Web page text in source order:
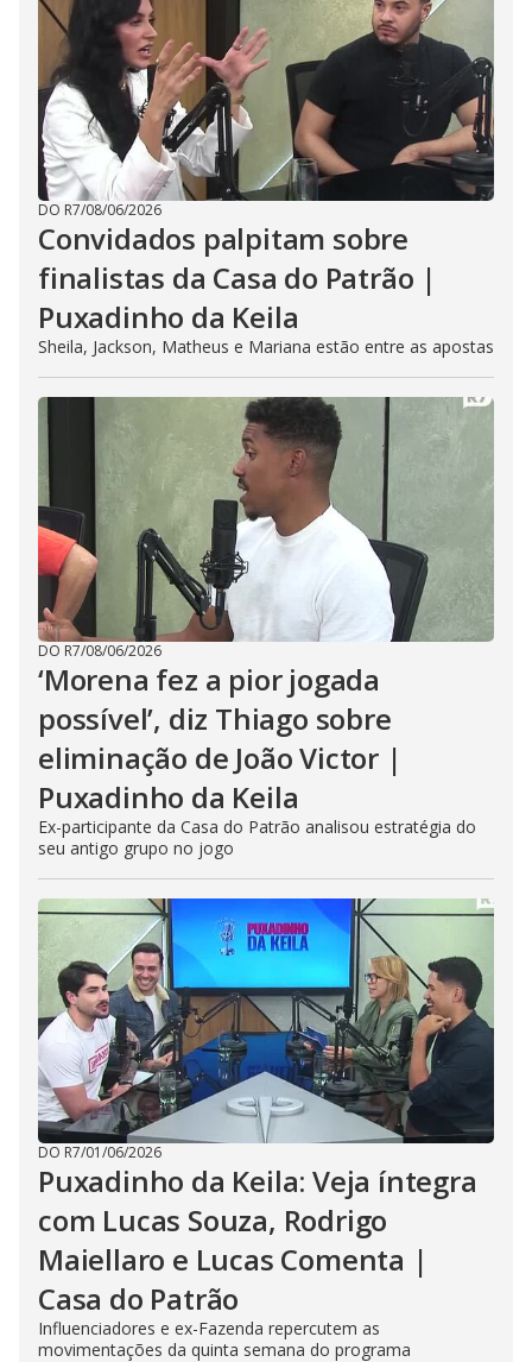
DO R7/08/06/2026
Convidados palpitam sobre
finalistas da Casa do Patrão |
Puxadinho da Keila
Sheila, Jackson, Matheus e Mariana estão entre as apostas
DO R7/08/06/2026
‘Morena fez a pior jogada
possível’, diz Thiago sobre
eliminação de João Victor |
Puxadinho da Keila
Ex-participante da Casa do Patrão analisou estratégia do
seu antigo grupo no jogo
DO R7/01/06/2026
Puxadinho da Keila: Veja íntegra
com Lucas Souza, Rodrigo
Maiellaro e Lucas Comenta |
Casa do Patrão
Influenciadores e ex-Fazenda repercutem as
movimentações da quinta semana do programa